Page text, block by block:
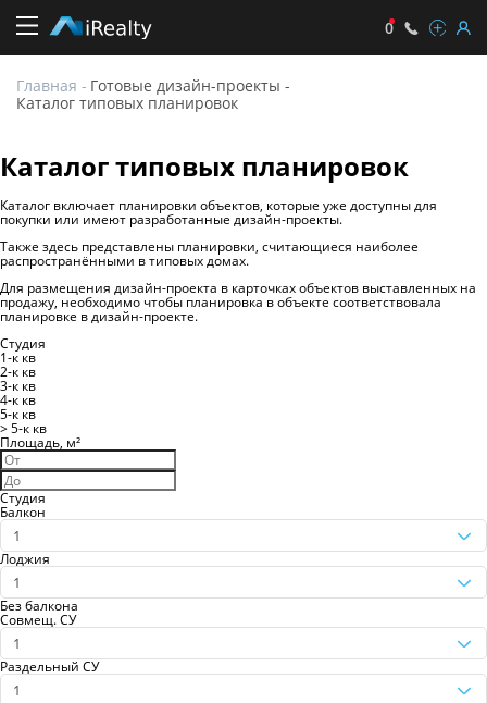
0
Главная - Готовые дизайн-проекты -
Каталог типовых планировок
Каталог типовых планировок
Каталог включает планировки объектов, которые уже доступны для
покупки или имеют разработанные дизайн-проекты.
Также здесь представлены планировки, считающиеся наиболее
распространёнными в типовых домах.
Для размещения дизайн-проекта в карточках объектов выставленных на
продажу, необходимо чтобы планировка в объекте соответствовала
планировке в дизайн-проекте.
Студия
1-к кв
2-к кв
3-к кв
4-к кв
5-к кв
> 5-к кв
Площадь, м²
Студия
Балкон
1
Лоджия
1
Без балкона
Совмещ. СУ
1
Раздельный СУ
1